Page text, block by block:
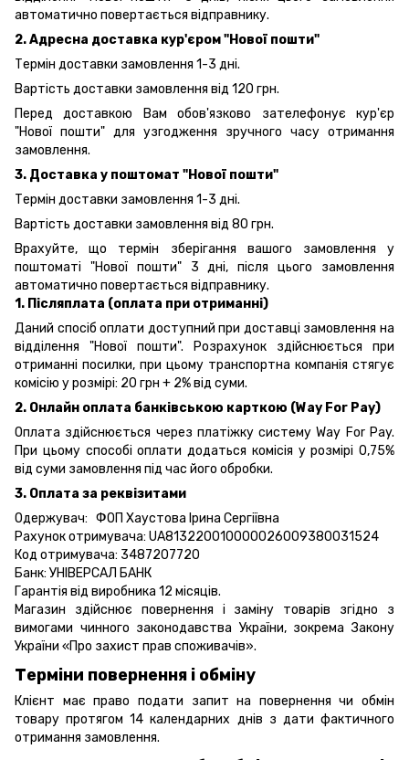
автоматично повертається відправнику.
2. Адресна доставка кур'єром "Нової пошти"
Термін доставки замовлення 1-3 дні.
Вартість доставки замовлення від 120 грн.
Перед доставкою Вам обов'язково зателефонує кур'єр
"Нової пошти" для узгодження зручного часу отримання
замовлення.
3. Доставка у поштомат "Нової пошти"
Термін доставки замовлення 1-3 дні.
Вартість доставки замовлення від 80 грн.
Врахуйте, що термін зберігання вашого замовлення у
поштоматі "Нової пошти" 3 дні, після цього замовлення
автоматично повертається відправнику.
1. Післяплата (оплата при отриманні)
Даний спосіб оплати доступний при доставці замовлення на
відділення "Нової пошти". Розрахунок здійснюється при
отриманні посилки, при цьому транспортна компанія стягує
комісію у розмірі: 20 грн + 2% від суми.
2. Онлайн оплата банківською карткою (Way For Pay)
Оплата здійснюється через платіжку систему Way For Pay.
При цьому способі оплати додаться комісія у розмірі 0,75%
від суми замовлення під час його обробки.
3. Оплата за реквізитами
Одержувач: ФОП Хаустова Ірина Сергіївна
Рахунок отримувача: UA813220010000026009380031524
Код отримувача: 3487207720
Банк: УНІВЕРСАЛ БАНК
Гарантія від виробника 12 місяців.
Магазин здійснює повернення і заміну товарів згідно з
вимогами чинного законодавства України, зокремаЗакону
України «Про захист прав споживачів».
Терміни повернення і обміну
Клієнт має право подати запит на повернення чи обмін
товару протягом 14 календарних днів з дати фактичного
отримання замовлення.